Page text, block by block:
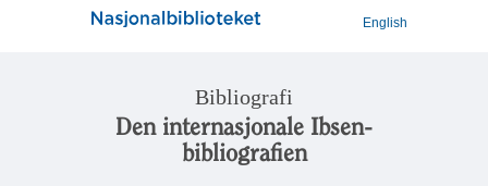
English
Bibliografi
Den internasjonale Ibsen-
bibliografien